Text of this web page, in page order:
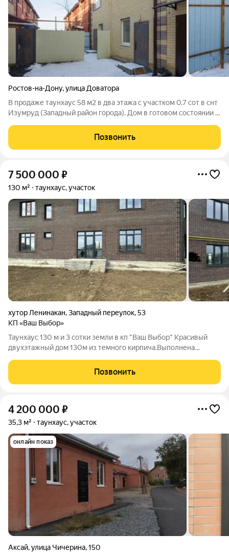
Ростов-на-Дону,улица Доватора
В продаже таунхаус 58 м2 в два этажа с участком 0.7 сот в снт
Изумруд (Западный район города). Дом в готовом состоянии "
коммуникации, разводка воды и электрики, радиаторы, котел и
др - все
Позвонить
7 500 000 ₽
130 м² таунхаус, участок
хутор Ленинакан,Западный переулок,53
КП «Ваш Выбор»
Таунхаус 130 м и 3 сотки земли в кп "Ваш Выбор" Красивый
двухэтажный дом 130м из темного кирпича.Выполнена
семейнаяИзюминка - живописный вид на лесопарковую зону (
Ели)В прекрасном мете КП "Ваш
Позвонить
4 200 000 ₽
35,3 м² таунхаус, участок
онлайн показ
Аксай,улица Чичерина,150